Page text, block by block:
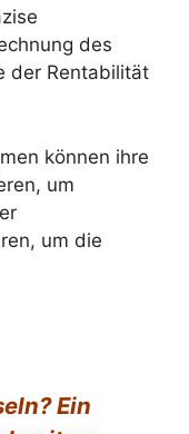
des
der Rentabilität
können ihre
um
um die
Ein